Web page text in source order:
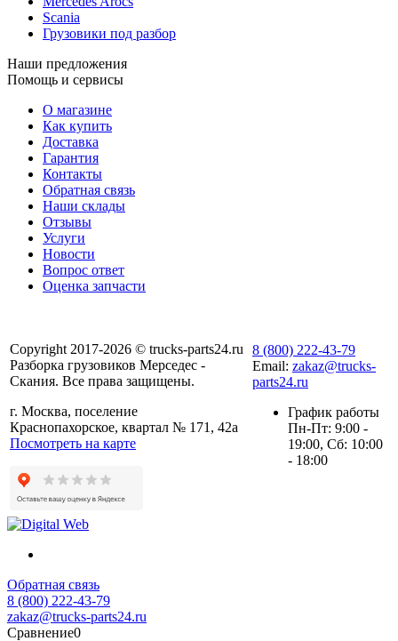
Scania
Грузовики под разбор
Наши предложения
Помощь и сервисы
О магазине
Как купить
Доставка
Гарантия
Контакты
Обратная связь
Наши склады
Отзывы
Услуги
Новости
Вопрос ответ
Оценка запчасти
Copyright 2017-2026 © trucks-parts24.ru
Разборка грузовиков Мерседес -
Скания. Все права защищены.
г. Москва, поселение
Краснопахорское, квартал № 171, 42а
Посмотреть на карте
8 (800) 222-43-79
Email: zakaz@trucks-
parts24.ru
График работы
Пн-Пт: 9:00 -
19:00, Сб: 10:00
- 18:00
Обратная связь
8 (800) 222-43-79
zakaz@trucks-parts24.ru
Сравнение0